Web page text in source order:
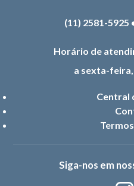
(11) 2581-5925
Horário de
a sexta-feira,
Central
Siga-nos em